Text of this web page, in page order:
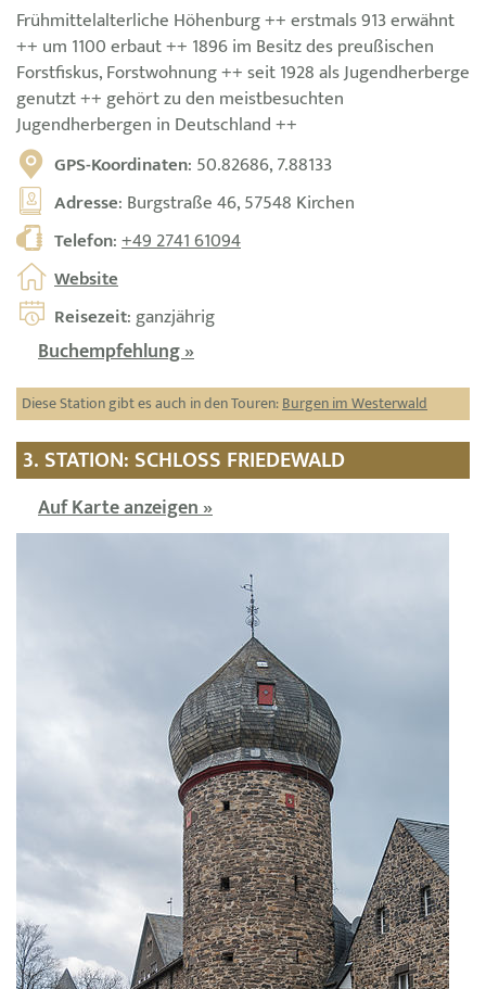
Frühmittelalterliche Höhenburg ++ erstmals 913 erwähnt
++ um 1100 erbaut ++ 1896 im Besitz des preußischen
Forstfiskus, Forstwohnung ++ seit 1928 als Jugendherberge
genutzt ++ gehört zu den meistbesuchten
Jugendherbergen in Deutschland ++
GPS-Koordinaten: 50.82686, 7.88133
Adresse: Burgstraße 46, 57548 Kirchen
Telefon:+49 2741 61094
Website
Reisezeit: ganzjährig
Buchempfehlung »
Diese Station gibt es auch in den Touren:Burgen im Westerwald
3. STATION: SCHLOSS FRIEDEWALD
Auf Karte anzeigen »